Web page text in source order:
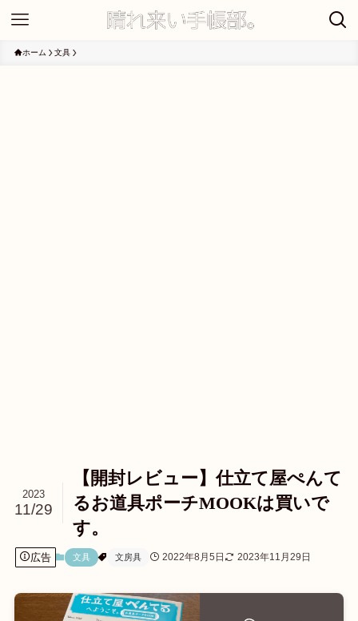
ホーム 文具
【開封レビュー】仕立て屋ぺんて
るお道具ポーチMOOKは買いで
す。
2023
11/29
広告 文具 文房具 2022年8月5日 2023年11月29日